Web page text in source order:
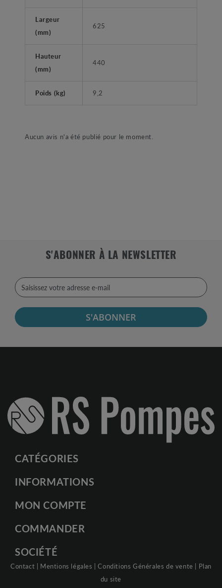
Largeur
(mm)
625
Hauteur
(mm)
440
Poids (kg) 9,2
Aucun avis n'a été publié pour le moment.
S'ABONNER À LA NEWSLETTER
S'ABONNER
CATÉGORIES
INFORMATIONS
MON COMPTE
COMMANDER
SOCIÉTÉ
Contact | Mentions légales |Conditions Générales de vente | Plan
du site